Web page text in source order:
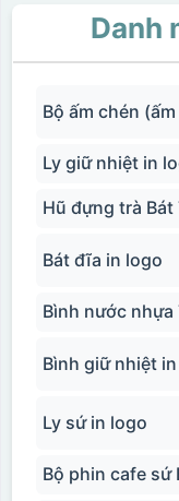
Danh
Bộ ấm chén
Ly giữ nhiệt in
Hũ đựng trà Bát
Bát đĩa in logo
Bình nước nhựa
Bình giữ nhiệt
Ly sứ in logo
Bộ phin cafe sứ